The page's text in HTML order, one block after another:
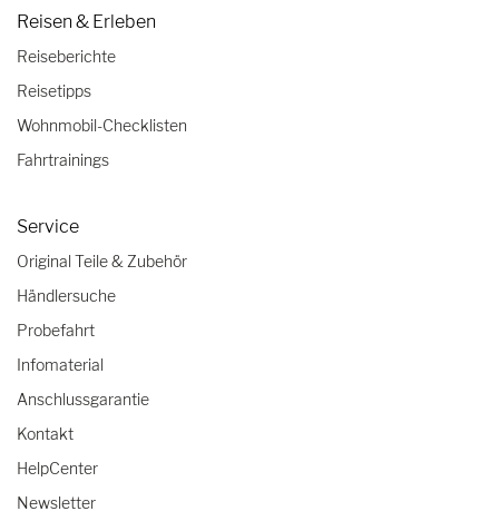
Reisen & Erleben
Reiseberichte
Reisetipps
Wohnmobil-Checklisten
Fahrtrainings
Service
Original Teile & Zubehör
Händlersuche
Probefahrt
Infomaterial
Anschlussgarantie
Kontakt
HelpCenter
Newsletter